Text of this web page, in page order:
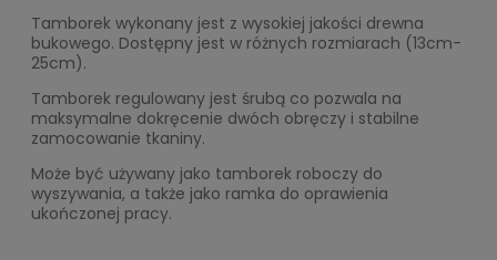
Tamborek wykonany jest z wysokiej jakości drewna
bukowego. Dostępny jest w różnych rozmiarach (13cm-
25cm).
Tamborek regulowany jest śrubą co pozwala na
maksymalne dokręcenie dwóch obręczy i stabilne
zamocowanie tkaniny.
Może być używany jako tamborek roboczy do
wyszywania, a także jako ramka do oprawienia
ukończonej pracy.